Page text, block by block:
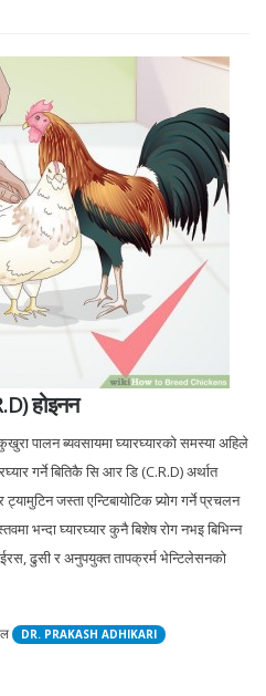
होइनन
पालन ब्यवसायमा घ्यारघ्यारको समस्या अहिले
गर्ने बितिकै सि आर डि (C.R.D) अर्थात
जस्ता एन्टिबायोटिक प्र्योग गर्ने प्रचलन
भन्दा घ्यारघ्यार कुनै बिशेष रोग नभइ बिभिन्न
ढुसी र अनुपयुक्त तापक्रर्म भेन्टिलेसनको
DR. PRAKASH ADHIKARI